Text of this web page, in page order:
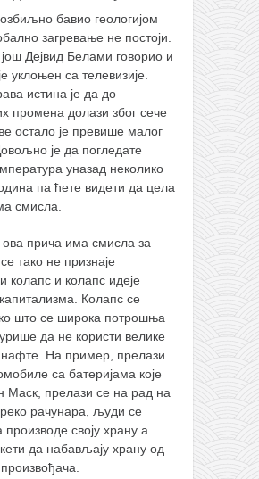
бавио геологијом
загревање не постоји.
Дејвид Белами говорио и
уклоњен са телевизије.
истина је да до
промена долази због сече
остало је превише малог
је да погледате
уназад неколико
па ћете видети да цела
смисла.
прича има смисла за
тако не признаје
колапс и колапс идеје
Колапс се
што се широка потрошња
да не користи велике
нафте. На пример, прелази
са батеријама које
Маск, прелази се на рад на
рачунара, људи се
производе своју храну а
да набављају храну од